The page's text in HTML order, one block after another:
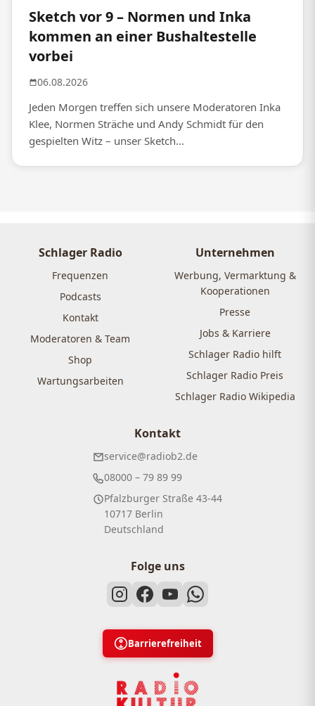
Sketch vor 9 – Normen und Inka
kommen an einer Bushaltestelle
vorbei
06.08.2026
Jeden Morgen treffen sich unsere Moderatoren Inka
Klee, Normen Sträche und Andy Schmidt für den
gespielten Witz – unser Sketch...
Schlager Radio
Frequenzen
Podcasts
Kontakt
Moderatoren & Team
Shop
Wartungsarbeiten
Unternehmen
Werbung, Vermarktung &
Kooperationen
Presse
Jobs & Karriere
Schlager Radio hilft
Schlager Radio Preis
Schlager Radio Wikipedia
Kontakt
service@radiob2.de
08000 – 79 89 99
Pfalzburger Straße 43-44
10717 Berlin
Deutschland
Folge uns
Barrierefreiheit